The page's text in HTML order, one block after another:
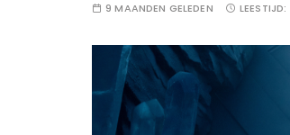
9 MAANDEN GELEDEN LEESTIJD: